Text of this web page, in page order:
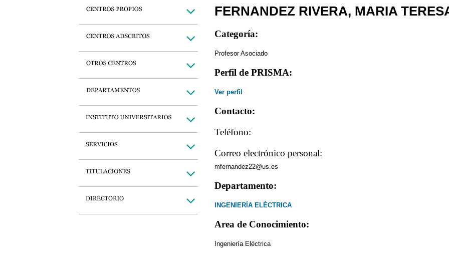
FERNANDEZ RIVERA, MARIA
Categoría:
Profesor Asociado
Perfil de PRISMA:
Ver perfil
Contacto:
Teléfono:
Correo electrónico personal:
mfernandez22@us.es
Departamento:
INGENIERÍA ELÉCTRICA
Area de Conocimiento:
Ingeniería Eléctrica